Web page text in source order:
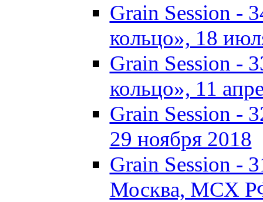
Grain Session -
кольцо», 18
Grain Session -
кольцо», 11
Grain Session -
29 ноября 2018
Grain Session -
Москва, МСХ